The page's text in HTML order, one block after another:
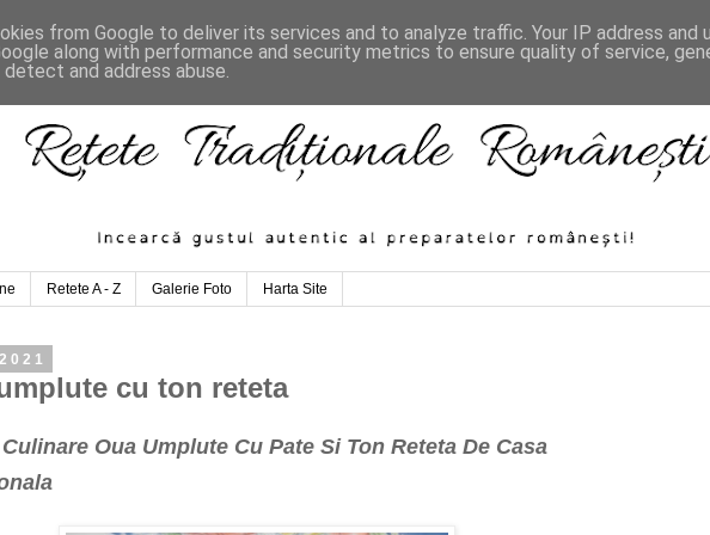
Retete A - Z Galerie Foto Harta Site
cu ton reteta
Oua Umplute Cu Pate Si Ton Reteta De Casa
from Google to deliver its services and to analyze traffic. Your IP address and
along with performance and security metrics to ensure quality of service,
and address abuse.